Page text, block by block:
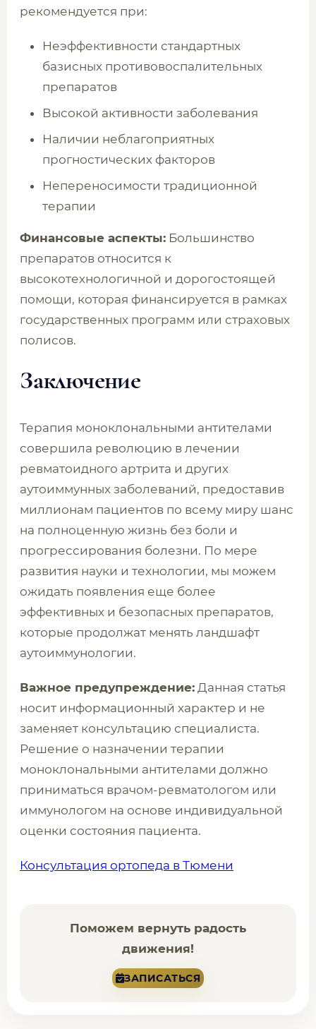
рекомендуется при:
Неэффективности стандартных
базисных противовоспалительных
препаратов
Высокой активности заболевания
Наличии неблагоприятных
прогностических факторов
Непереносимости традиционной
терапии
Финансовые аспекты: Большинство
препаратов относится к
высокотехнологичной и дорогостоящей
помощи, которая финансируется в рамках
государственных программ или страховых
полисов.
Заключение
Терапия моноклональными антителами
совершила революцию в лечении
ревматоидного артрита и других
аутоиммунных заболеваний, предоставив
миллионам пациентов по всему миру шанс
на полноценную жизнь без боли и
прогрессирования болезни. По мере
развития науки и технологии, мы можем
ожидать появления еще более
эффективных и безопасных препаратов,
которые продолжат менять ландшафт
аутоиммунологии.
Важное предупреждение: Данная статья
носит информационный характер и не
заменяет консультацию специалиста.
Решение о назначении терапии
моноклональными антителами должно
приниматься врачом-ревматологом или
иммунологом на основе индивидуальной
оценки состояния пациента.
Консультация ортопеда в Тюмени
Поможем вернуть радость
движения!
ЗАПИСАТЬСЯ